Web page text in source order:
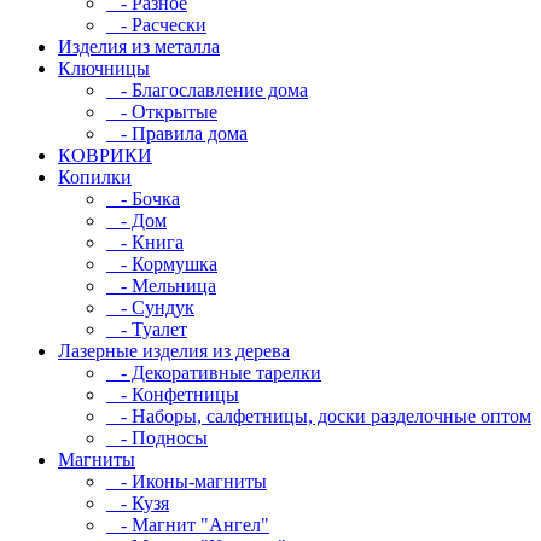
- Расчески
Изделия из металла
Ключницы
- Благославление дома
- Открытые
- Правила дома
КОВРИКИ
Копилки
- Бочка
- Дом
- Книга
- Кормушка
- Мельница
- Сундук
- Туалет
Лазерные изделия из дерева
- Декоративные тарелки
- Конфетницы
- Наборы, салфетницы, доски разделочные оптом
- Подносы
Магниты
- Иконы-магниты
- Кузя
- Магнит "Ангел"